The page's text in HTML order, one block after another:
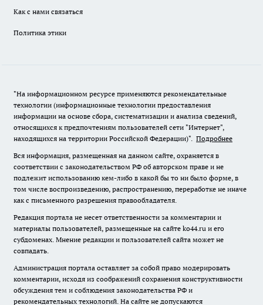
Как с нами связаться
Политика этики
"На информационном ресурсе применяются рекомендательные
технологии (информационные технологии предоставления
информации на основе сбора, систематизации и анализа сведений,
относящихся к предпочтениям пользователей сети "Интернет",
находящихся на территории Российской Федерации)". Подробнее
Вся информация, размещенная на данном сайте, охраняется в
соответствии с законодательством РФ об авторском праве и не
подлежит использованию кем-либо в какой бы то ни было форме, в
том числе воспроизведению, распространению, переработке не иначе
как с письменного разрешения правообладателя.
Редакция портала не несет ответственности за комментарии и
материалы пользователей, размещенные на сайте ko44.ru и его
субдоменах. Мнение редакции и пользователей сайта может не
совпадать.
Администрация портала оставляет за собой право модерировать
комментарии, исходя из соображений сохранения конструктивности
обсуждения тем и соблюдения законодательства РФ и
рекомендательных технологий. На сайте не допускаются